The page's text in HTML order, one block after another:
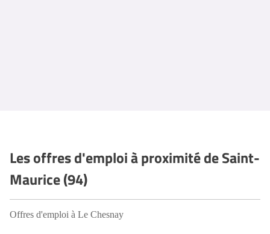
Les offres d'emploi à proximité de Saint-
Maurice (94)
Offres d'emploi à Le Chesnay